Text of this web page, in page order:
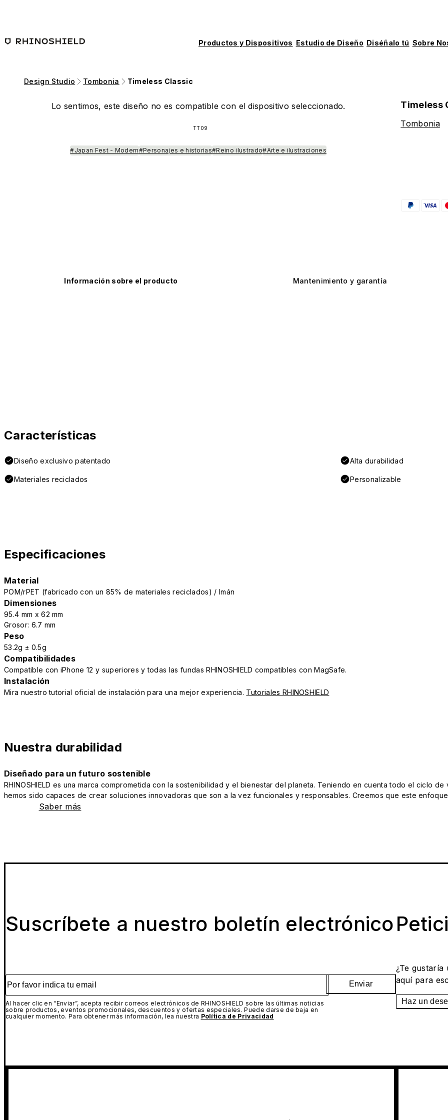
Productos y Dispositivos Estudio de Diseño Diséñalo tú Sobre
Design Studio Tombonia Timeless Classic
Lo sentimos, este diseño no es compatible con el dispositivo seleccionado.
TT09
#Japan Fest - Modern#Personajes e historias#Reino ilustrado#Arte e ilustraciones
Timeless
Tombonia
Información sobre el producto Mantenimiento y garantía
Características
Diseño exclusivo patentado Alta durabilidad
Materiales reciclados Personalizable
Especificaciones
Material
POM/rPET (fabricado con un 85% de materiales reciclados) / Imán
Dimensiones
95.4 mm x 62 mm
Grosor: 6.7 mm
Peso
53.2g ± 0.5g
Compatibilidades
Compatible con iPhone 12 y superiores y todas las fundas RHINOSHIELD compatibles con MagSafe.
Instalación
Mira nuestro tutorial oficial de instalación para una mejor experiencia. Tutoriales RHINOSHIELD
Nuestra durabilidad
Diseñado para un futuro sostenible
RHINOSHIELD es una marca comprometida con la sostenibilidad y el bienestar del planeta. Teniendo en cuenta todo el ciclo
hemos sido capaces de crear soluciones innovadoras que son a la vez funcionales y responsables. Creemos que este
Saber más
Suscríbete a nuestro boletín electrónico
Por favor indica tu email
Al hacer clic en “Enviar”, acepta recibir correos electrónicos de RHINOSHIELD sobre las últimas noticias
sobre productos, eventos promocionales, descuentos y ofertas especiales. Puede darse de baja en
cualquier momento. Para obtener más información, lea nuestra Política de Privacidad
Enviar
¿Te gustaría
aquí para
Haz un